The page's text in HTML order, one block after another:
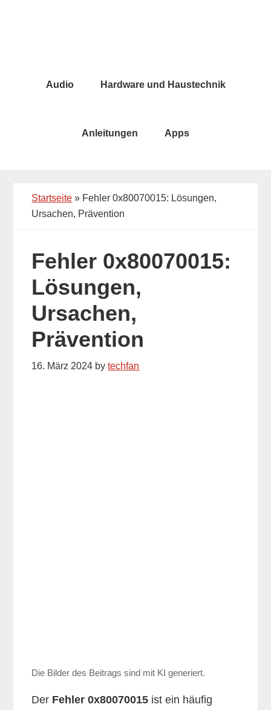
Audio Hardware und Haustechnik
Anleitungen Apps
Startseite » Fehler 0x80070015: Lösungen,
Ursachen, Prävention
Fehler 0x80070015:
Lösungen,
Ursachen,
Prävention
16. März 2024 bytechfan
Die Bilder des Beitrags sind mit KI generiert.
Der Fehler 0x80070015 ist ein häufig